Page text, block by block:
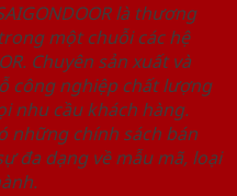
là thương
một chuỗi các hệ
Chuyên sản xuất và
công nghiệp chất lượng
nhu cầu khách hàng.
những chính sách bán
đa dạng về mẫu mã, loại